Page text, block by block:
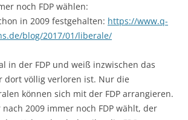
noch FDP wählen:
in 2009 festgehalten: https://www.q-
blog/2017/01/liberale/
in der FDP und weiß inzwischen das
dort völlig verloren ist. Nur die
können sich mit der FDP arrangieren.
2009 immer noch FDP wählt, der